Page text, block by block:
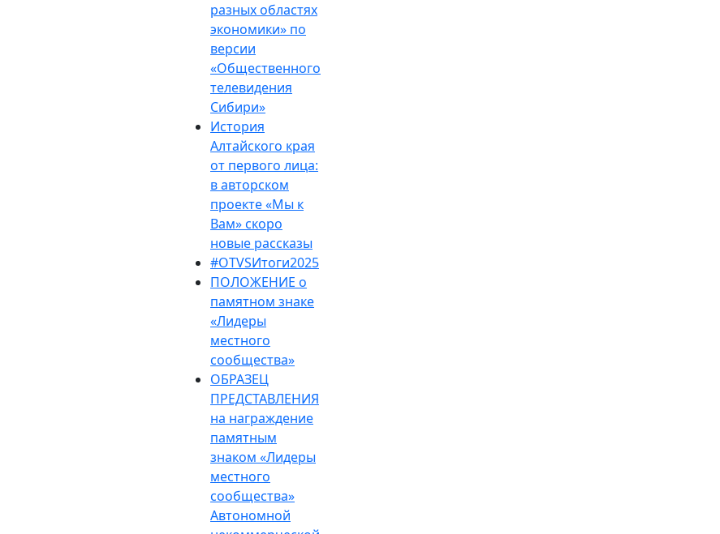
разных областях
экономики» по
версии
«Общественного
телевидения
Сибири»
История
Алтайского края
от первого лица:
в авторском
проекте «Мы к
Вам» скоро
новые рассказы
#OTVSИтоги2025
ПОЛОЖЕНИЕ о
памятном знаке
«Лидеры
местного
сообщества»
ОБРАЗЕЦ
ПРЕДСТАВЛЕНИЯ
на награждение
памятным
знаком «Лидеры
местного
сообщества»
Автономной